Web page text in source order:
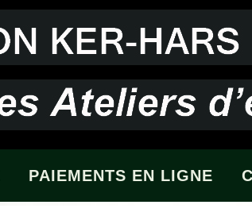
PAIEMENTS EN LIGNE